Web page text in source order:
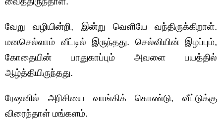
வேறு வழியின்றி, இன்று வெளியே வந்திருக்கிறாள்.
மனசெல்லாம் வீட்டில் இருந்தது. செல்வியின் இழப்பும்,
கோதையின் பாதுகாப்பும் அவளை பயத்தில்
ஆழ்த்தியிருந்தது.
ரேஷனில் அரிசியை வாங்கிக் கொண்டு, வீட்டுக்கு
விரைந்தாள் மங்களம்.